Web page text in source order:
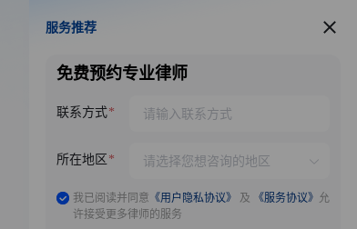
服务推荐
服务推荐
免费预约专业律师
联系方式
所在地区
我已阅读并同意 《用户隐私协议》 及 《服务协议》 允
许接受更多律师的服务